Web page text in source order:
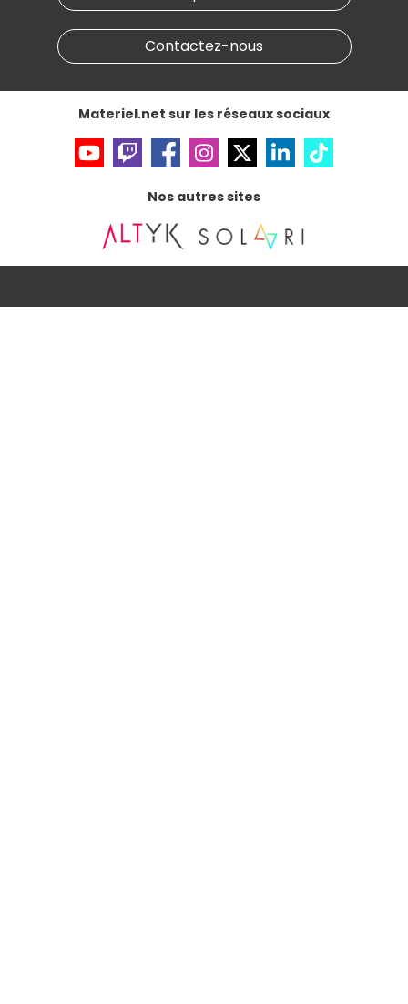
Notre programme d'affiliation
Informations légales
Données personnelles
Accessibilité : non conforme
Contactez-nous
Materiel.net sur les réseaux sociaux
Nos autres sites